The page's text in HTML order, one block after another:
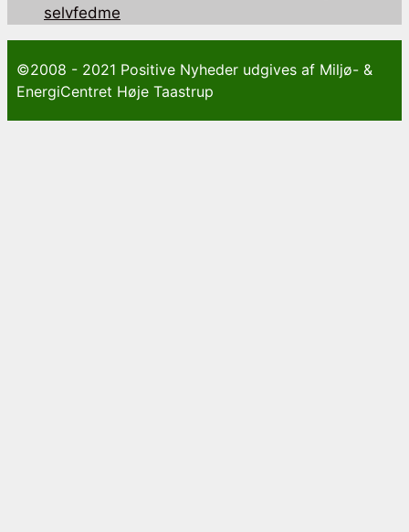
selvfedme
©2008 - 2021 Positive Nyheder udgives af Miljø- &
EnergiCentret Høje Taastrup